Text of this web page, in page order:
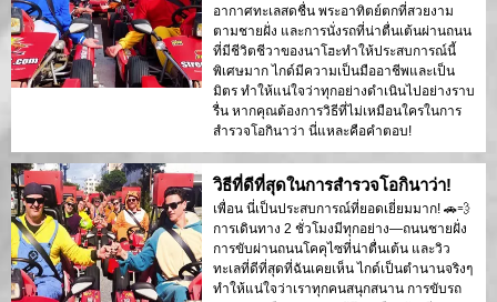
อากาศทะเลสดชื่น พระอาทิตย์ตกที่สวยงาม
ตามชายฝั่ง และการนั่งรถที่น่าตื่นเต้นผ่านถนน
ที่มีชีวิตชีวาของนาโฮะทำให้ประสบการณ์นี้
พิเศษมาก ไกด์มีความเป็นมืออาชีพและเป็น
มิตร ทำให้แน่ใจว่าทุกอย่างดำเนินไปอย่างราบ
รื่น หากคุณต้องการวิธีที่ไม่เหมือนใครในการ
สำรวจโอกินาว่า นี่แหละคือคำตอบ!
วิธีที่ดีที่สุดในการสำรวจโอกินาว่า!
เพื่อน นี่เป็นประสบการณ์ที่ยอดเยี่ยมมาก! 🚗💨
การเดินทาง 2 ชั่วโมงมีทุกอย่าง—ถนนชายฝั่ง
การขับผ่านถนนโคคุไซที่น่าตื่นเต้น และวิว
ทะเลที่ดีที่สุดที่ฉันเคยเห็น ไกด์เป็นตำนานจริงๆ
ทำให้แน่ใจว่าเราทุกคนสนุกสนาน การขับรถ